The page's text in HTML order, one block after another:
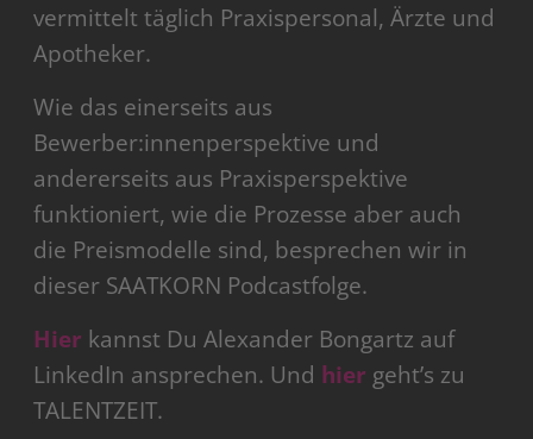
vermittelt täglich Praxispersonal, Ärzte und
Apotheker.
Wie das einerseits aus
Bewerber:innenperspektive und
andererseits aus Praxisperspektive
funktioniert, wie die Prozesse aber auch
die Preismodelle sind, besprechen wir in
dieser SAATKORN Podcastfolge.
Hier kannst Du Alexander Bongartz auf
LinkedIn ansprechen. Und hier geht’s zu
TALENTZEIT.